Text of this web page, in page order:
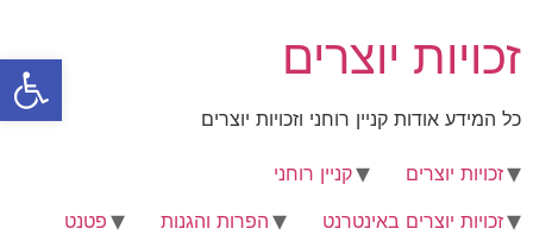
פתח
לתוכן
זכויות יוצרים
כל המידע אודות קניין רוחני וזכויות יוצרים
זכויות יוצרים
קניין רוחני
זכויות יוצרים באינטרנט
הפרות והגנות
פטנט